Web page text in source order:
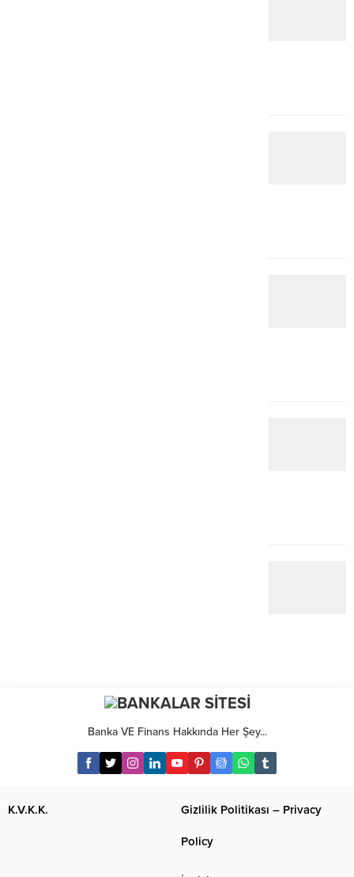
Banka VE Finans Hakkında Her Şey...
K.V.K.K. Gizlilik Politikası – Privacy
Policy